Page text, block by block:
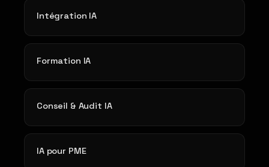
Intégration IA
Formation IA
Conseil & Audit IA
IA pour PME